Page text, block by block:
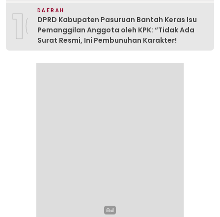
10DAERAH
DPRD Kabupaten Pasuruan Bantah Keras Isu
Pemanggilan Anggota oleh KPK: “Tidak Ada
Surat Resmi, Ini Pembunuhan Karakter!